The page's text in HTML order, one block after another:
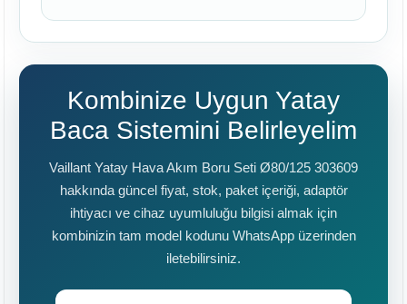
Kombinize Uygun Yatay
Baca Sistemini Belirleyelim
Vaillant Yatay Hava Akım Boru Seti Ø80/125 303609
hakkında güncel fiyat, stok, paket içeriği, adaptör
ihtiyacı ve cihaz uyumluluğu bilgisi almak için
kombinizin tam model kodunu WhatsApp üzerinden
iletebilirsiniz.